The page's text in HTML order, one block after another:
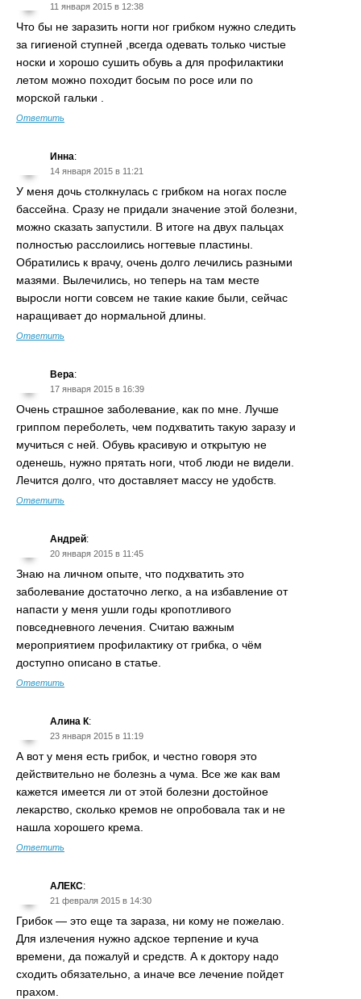
11 января 2015 в 12:38
Что бы не заразить ногти ног грибком нужно следить
за гигиеной ступней ,всегда одевать только чистые
носки и хорошо сушить обувь а для профилактики
летом можно походит босым по росе или по
морской гальки .
Ответить
Инна:
14 января 2015 в 11:21
У меня дочь столкнулась с грибком на ногах после
бассейна. Сразу не придали значение этой болезни,
можно сказать запустили. В итоге на двух пальцах
полностью расслоились ногтевые пластины.
Обратились к врачу, очень долго лечились разными
мазями. Вылечились, но теперь на там месте
выросли ногти совсем не такие какие были, сейчас
наращивает до нормальной длины.
Ответить
Вера:
17 января 2015 в 16:39
Очень страшное заболевание, как по мне. Лучше
гриппом переболеть, чем подхватить такую заразу и
мучиться с ней. Обувь красивую и открытую не
оденешь, нужно прятать ноги, чтоб люди не видели.
Лечится долго, что доставляет массу не удобств.
Ответить
Андрей:
20 января 2015 в 11:45
Знаю на личном опыте, что подхватить это
заболевание достаточно легко, а на избавление от
напасти у меня ушли годы кропотливого
повседневного лечения. Считаю важным
мероприятием профилактику от грибка, о чём
доступно описано в статье.
Ответить
Алина К:
23 января 2015 в 11:19
А вот у меня есть грибок, и честно говоря это
действительно не болезнь а чума. Все же как вам
кажется имеется ли от этой болезни достойное
лекарство, сколько кремов не опробовала так и не
нашла хорошего крема.
Ответить
АЛЕКС:
21 февраля 2015 в 14:30
Грибок — это еще та зараза, ни кому не пожелаю.
Для излечения нужно адское терпение и куча
времени, да пожалуй и средств. А к доктору надо
сходить обязательно, а иначе все лечение пойдет
прахом.